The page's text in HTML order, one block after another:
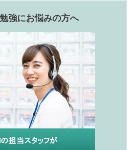
強にお悩みの方へ